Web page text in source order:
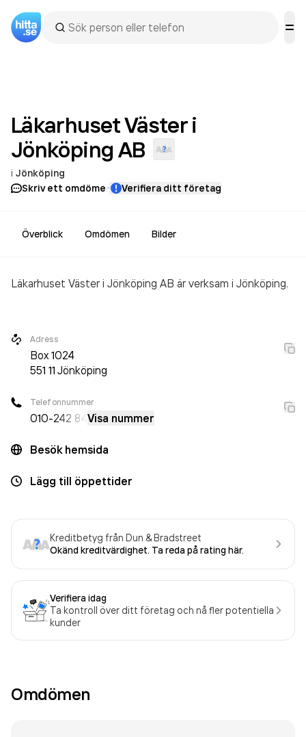
Läkarhuset Väster i
Jönköping AB
i Jönköping
Skriv ett omdöme· Verifiera ditt företag
Överblick Omdömen Bilder
Läkarhuset Väster i Jönköping AB är verksam i Jönköping.
Adress
Box1024
551 11 Jönköping
Telefonnummer
010-242 84 Visa nummer
Besök hemsida
Lägg till öppettider
Kreditbetyg från Dun & Bradstreet
Okänd kreditvärdighet. Ta reda på rating här.
Verifiera idag
Ta kontroll över ditt företag och nå fler potentiella
kunder
Omdömen